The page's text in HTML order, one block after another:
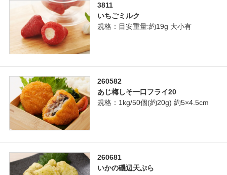
3811
いちごミルク
規格：目安重量:約19g 大小有
260582
あじ梅しそ一口フライ20
規格：1kg/50個(約20g) 約5×4.5cm
260681
いかの磯辺天ぷら